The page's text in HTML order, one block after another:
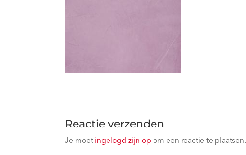
Reactie verzenden
Je moet ingelogd zijn op om een reactie te plaatsen.